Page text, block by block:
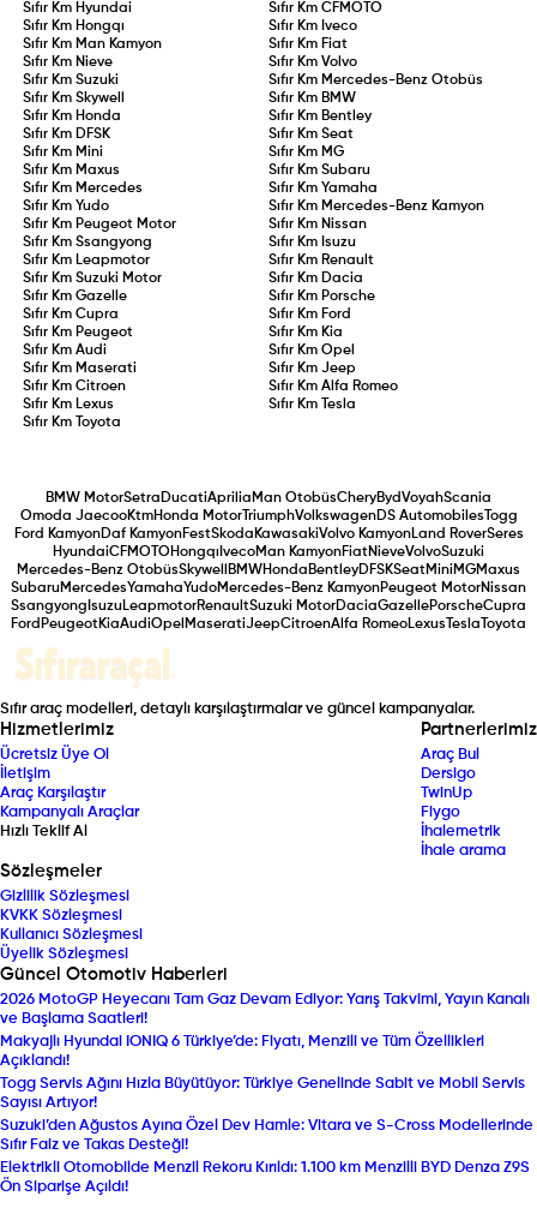
Sıfır Km Hyundai Sıfır Km CFMOTO
Sıfır Km Hongqı Sıfır Km Iveco
Sıfır Km Man Kamyon Sıfır Km Fiat
Sıfır Km Nieve Sıfır Km Volvo
Sıfır KmSuzuki Sıfır Km Mercedes-Benz Otobüs
Sıfır KmSkywell Sıfır Km BMW
Sıfır Km Honda Sıfır Km Bentley
Sıfır Km DFSK Sıfır Km Seat
Sıfır Km Mini Sıfır Km MG
Sıfır Km Maxus Sıfır Km Subaru
Sıfır Km Mercedes Sıfır Km Yamaha
Sıfır KmYudo Sıfır Km Mercedes-Benz Kamyon
Sıfır Km Peugeot Motor Sıfır Km Nissan
Sıfır KmSsangyong Sıfır Km Isuzu
Sıfır Km Leapmotor Sıfır Km Renault
Sıfır KmSuzuki Motor Sıfır Km Dacia
Sıfır KmGazelle Sıfır Km Porsche
Sıfır KmCupra Sıfır Km Ford
Sıfır Km Peugeot Sıfır Km Kia
Sıfır KmAudi Sıfır Km Opel
Sıfır Km Maserati Sıfır Km Jeep
Sıfır KmCitroen Sıfır Km Alfa Romeo
Sıfır Km Lexus Sıfır Km
Tesla
Sıfır Km
Toyota
BMW MotorSetra DucatiAprilia Man OtobüsCheryBydVoyahScania
Omoda JaecooKtmHonda MotorTriumphVolkswagenDS Automobiles Togg
Ford KamyonDaf KamyonFestSkoda KawasakiVolvo KamyonLand RoverSeres
HyundaiCFMOTOHongqı IvecoMan KamyonFiatNieveVolvoSuzuki
Mercedes-Benz OtobüsSkywell BMWHonda BentleyDFSKSeatMini MGMaxus
SubaruMercedesYamahaYudoMercedes-Benz KamyonPeugeot MotorNissan
Ssangyong IsuzuLeapmotorRenaultSuzuki MotorDaciaGazellePorscheCupra
Ford PeugeotKiaAudiOpel MaseratiJeepCitroenAlfa RomeoLexus Tesla Toyota
Sıfır araç modelleri, detaylı karşılaştırmalar ve güncel kampanyalar.
Hizmetlerimiz
Ücretsiz Üye Ol
İletişim
Araç Karşılaştır
Kampanyalı Araçlar
Hızlı Teklif Al
Partnerlerimiz
Araç Bul
Dersigo
TwinUp
Fiygo
İhalemetrik
İhale arama
Sözleşmeler
Gizlilik Sözleşmesi
KVKK Sözleşmesi
Kullanıcı Sözleşmesi
Üyelik Sözleşmesi
Güncel Otomotiv Haberleri
2026 MotoGP Heyecanı Tam Gaz Devam Ediyor: Yarış Takvimi, Yayın Kanalı
ve Başlama Saatleri!
Makyajlı Hyundai IONIQ 6 Türkiye’de: Fiyatı, Menzili ve Tüm Özellikleri
Açıklandı!
Togg Servis Ağını Hızla Büyütüyor: Türkiye Genelinde Sabit ve Mobil Servis
Sayısı Artıyor!
Suzuki’den Ağustos Ayına Özel Dev Hamle: Vitara ve S-Cross Modellerinde
Sıfır Faiz ve Takas Desteği!
Elektrikli Otomobilde Menzil Rekoru Kırıldı: 1.100 km Menzilli BYD Denza Z9S
Ön Siparişe Açıldı!